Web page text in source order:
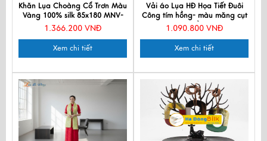
Khăn Lụa Choàng Cổ Trơn Màu
Vàng 100% silk 85x180 MNV-
KLPT002-9
1.366.200 VNĐ
Xem chi tiết
Vải áo Lụa HĐ Họa Tiết Đuôi
Công tím hồng- màu măng cụt
3.7m 70% tơ tằm LTA23-21
1.090.800 VNĐ
Xem chi tiết